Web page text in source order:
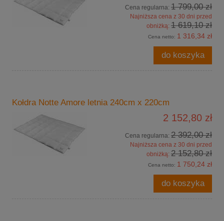
Cena regularna: 1 799,00 zł
Najniższa cena z 30 dni przed
obniżką: 1 619,10 zł
Cena netto: 1 316,34 zł
do koszyka
Kołdra Notte Amore letnia 240cm x 220cm
2 152,80 zł
Cena regularna: 2 392,00 zł
Najniższa cena z 30 dni przed
obniżką: 2 152,80 zł
Cena netto: 1 750,24 zł
do koszyka